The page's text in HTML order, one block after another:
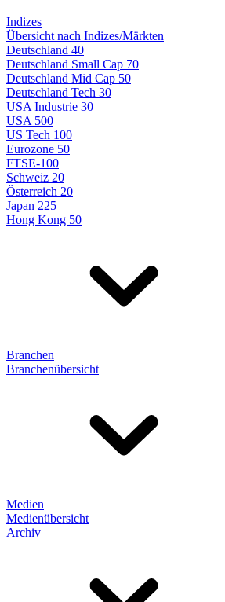
Indizes
Übersicht nach Indizes/Märkten
Deutschland 40
Deutschland Small Cap 70
Deutschland Mid Cap 50
Deutschland Tech 30
USA Industrie 30
USA 500
US Tech 100
Eurozone 50
FTSE-100
Schweiz 20
Österreich 20
Japan 225
Hong Kong 50
Branchen
Branchenübersicht
Medien
Medienübersicht
Archiv